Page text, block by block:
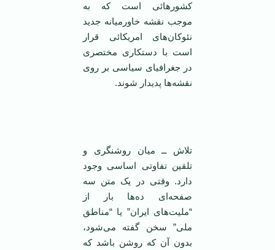
کشورهائی است که به
موجب نقشه خاورمیانه جدید
نئوکان‌های امریکائی قرار
است با دستکاری مختصری
در جغرافیای سیاسی بر روی
نقشه‌ها پدیدار شوند.
تلاش ــ ميان روشنگری و
تلقين تفاوتی اساسی وجود
دارد. وقتی در يک متن سه
صفحه‌ای ده‌ها بار از
“مليت‌های ايران” يا “مناطق
ملی” سخن گفته می‌شود،
بدون آن که روشن باشد که